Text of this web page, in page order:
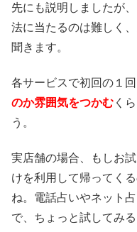
先にも説明しましたが
法に当たるのは難しく
聞きます。
各サービスで初回の１
のか雰囲気をつかむ く
う。
実店舗の場合、もしお
けを利用して帰ってく
ね。電話占いやネット
で、ちょっと試してみ